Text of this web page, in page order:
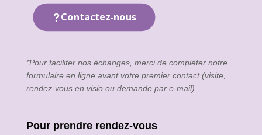
Contactez-nous
*Pour faciliter nos échanges, merci de compléter notre
formulaire en ligne avant votre premier contact (visite,
rendez-vous en visio ou demande par e-mail).
Pour prendre rendez-vous